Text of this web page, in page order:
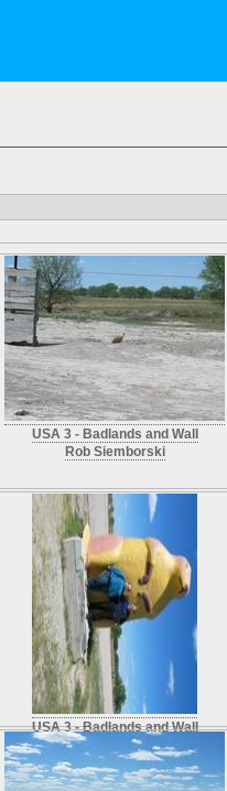
USA 3 - Badlands and Wall
Rob Siemborski
USA 3 - Badlands and Wall
Rob Siemborski